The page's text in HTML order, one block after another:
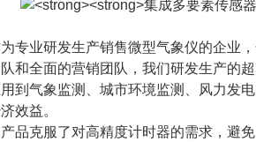
业研发生产销售微型气象仪的企业，
和全面的营销团队，我们研发生产的
到气象监测、城市环境监测、风力发
效益。
克服了对高精度计时器的需求，避免